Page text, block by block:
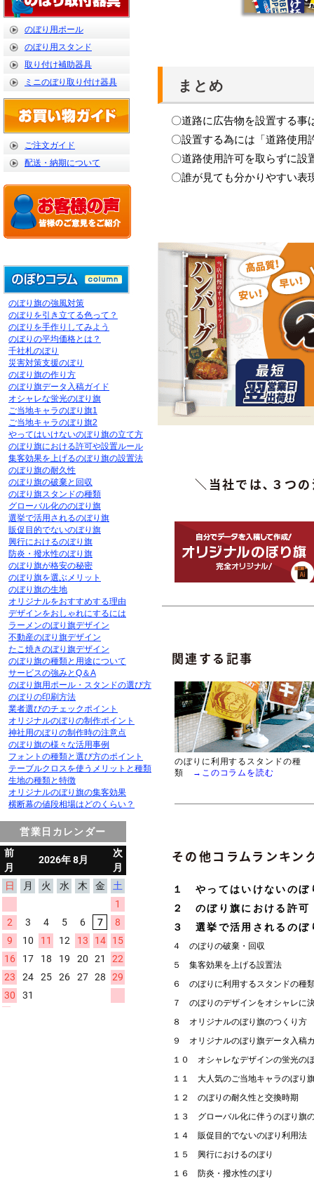
のぼり用ポール
のぼり用スタンド
取り付け補助器具
ミニのぼり取り付け器具
ご注文ガイド
配送・納期について
のぼり旗の強風対策
のぼりを引き立てる色って？
のぼりを手作りしてみよう
のぼりの平均価格とは？
千社札のぼり
災害対策支援のぼり
のぼり旗の作り方
のぼり旗データ入稿ガイド
オシャレな蛍光のぼり旗
ご当地キャラのぼり旗1
ご当地キャラのぼり旗2
やってはいけないのぼり旗の立て方
のぼり旗における許可や設置ルール
集客効果を上げるのぼり旗の設置法
のぼり旗の耐久性
のぼり旗の破棄と回収
のぼり旗スタンドの種類
グローバル化ののぼり旗
選挙で活用されるのぼり旗
販促目的でないのぼり旗
興行におけるのぼり旗
防炎・撥水性のぼり旗
のぼり旗が格安の秘密
のぼり旗を選ぶメリット
のぼり旗の生地
オリジナルをおすすめする理由
デザインをおしゃれにするには
ラーメンのぼり旗デザイン
不動産のぼり旗デザイン
たこ焼きのぼり旗デザイン
のぼり旗の種類と用途について
サービスの強みとQ＆A
のぼり旗用ポール・スタンドの選び方
のぼりの印刷方法
業者選びのチェックポイント
オリジナルのぼりの制作ポイント
神社用のぼりの制作時の注意点
のぼり旗の様々な活用事例
フォントの種類と選び方のポイント
テーブルクロスを使うメリットと種類
生地の種類と特徴
オリジナルのぼり旗の集客効果
横断幕の値段相場はどのくらい？
営業日カレンダー
まとめ
〇道路に広告物を設置する事
〇設置する為には「道路使用
〇道路使用許可を取らずに設
〇誰が見ても分かりやすい表
＼当社では､３つ
関連する記事
のぼりに利用するスタンドの種
類 →このコラムを読む
その他コラムランキン
１ やってはいけないのぼ
２ のぼり旗における許可
３ 選挙で活用されるのぼ
４ のぼりの破棄・回収
５ 集客効果を上げる設置法
６ のぼりに利用するスタンドの種
７ のぼりのデザインをオシャレに
８ オリジナルのぼり旗のつくり方
９ オリジナルのぼり旗データ入稿
１０ オシャレなデザインの蛍光の
１１ 大人気のご当地キャラのぼり
１２ のぼりの耐久性と交換時期
１３ グローバル化に伴うのぼり旗
１４ 販促目的でないのぼり利用法
１５ 興行におけるのぼり
１６ 防炎・撥水性のぼり